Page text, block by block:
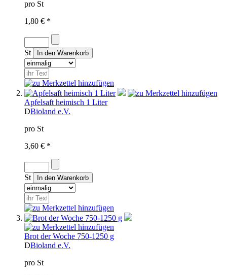
pro St
1,80 € *
St
Apfelsaft heimisch 1 Liter
DBioland e.V.
pro St
3,60 € *
St
Brot der Woche 750-1250 g
DBioland e.V.
pro St